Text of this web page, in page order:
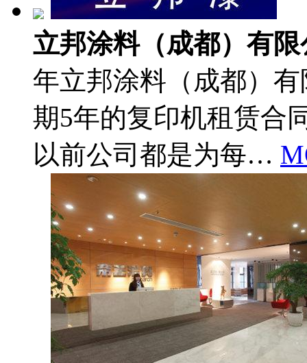
立邦涂料（成都）有限
年立邦涂料（成都）
期5年的复印机租赁合
以前公司都是为每…